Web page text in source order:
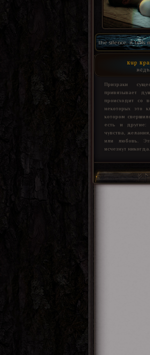
the silence, it tells
кир
Призраки
привязывает
происходит со
некоторых это
котором
есть и другие:
чувства,
или любовь.
исчезнут никогда.